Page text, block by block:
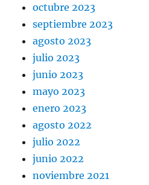
octubre 2023
septiembre 2023
agosto 2023
julio 2023
junio 2023
mayo 2023
enero 2023
agosto 2022
julio 2022
junio 2022
noviembre 2021